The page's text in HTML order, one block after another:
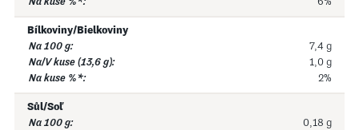
Bílkoviny/Bielkoviny
7,4 g
1,0 g
2%
Sůl/Soľ
0,18 g